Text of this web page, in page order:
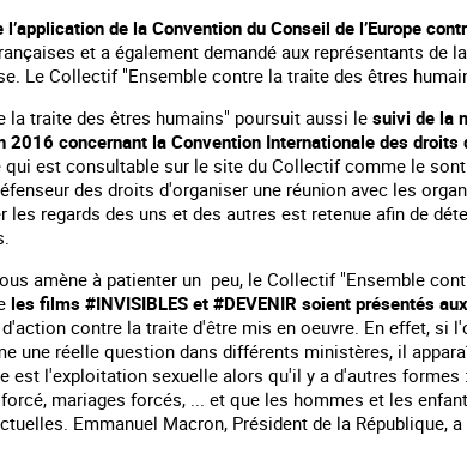
l’application de la Convention du Conseil de l’Europe
et a également demandé aux représentants de
Le Collectif "Ensemble contre la traite des êtres
la traite des êtres humains" poursuit aussi le suivi de la
2016 concernant la Convention Internationale des droits
qui est consultable sur le site du Collectif comme le
des droits d'organiser une réunion avec les
les regards des uns et des autres est retenue afin de
amène à patienter un peu, le Collectif "Ensemble
les films #INVISIBLES et #DEVENIR soient présentés
contre la traite d'être mis en oeuvre. En effet, si
une réelle question dans différents ministères, il
est l'exploitation sexuelle alors qu'il y a d'autres
mariages forcés, ... et que les hommes et les
Emmanuel Macron, Président de la République,